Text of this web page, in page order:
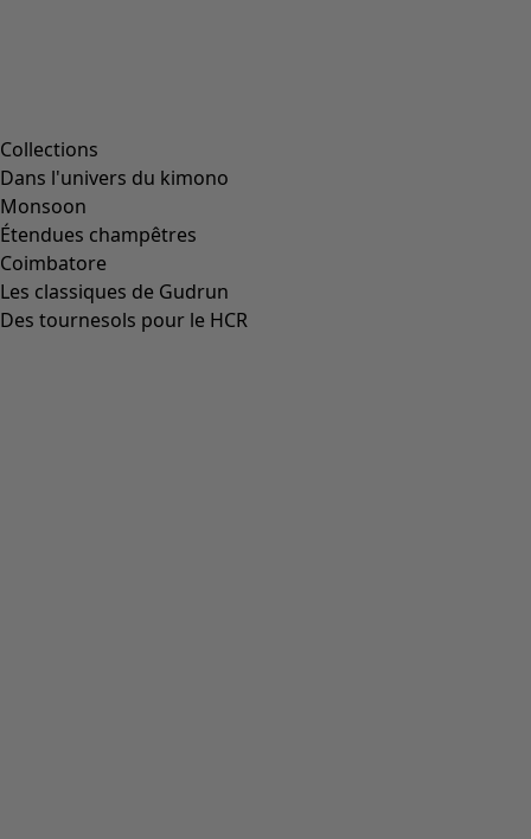
Collections
Dans l'univers du kimono
Monsoon
Étendues champêtres
Coimbatore
Les classiques de Gudrun
Des tournesols pour le HCR